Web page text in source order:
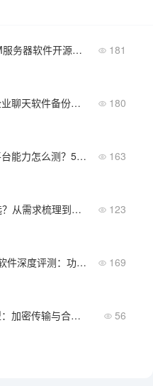
一键部署：免费IM服务器软件开源方案 181
离职不丢数据：企业聊天软件备份的3种实现方式 180
即时通讯软件跨平台能力怎么测？5款产品的客户端体验对比 163
企业im推荐怎么选？从需求梳理到部署落地的四步方法论 123
5大企业即时通讯软件深度评测：功能、安全、成本全维度对比 169
银行即时通讯选型：加密传输与合规审计的硬性要求 56